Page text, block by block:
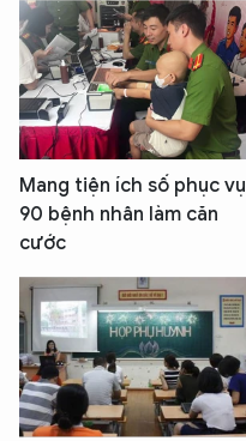
Mang tiện ích số phục vụ
90 bệnh nhân làm căn
cước